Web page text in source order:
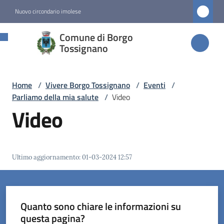
Nuovo circondario imolese
Comune di Borgo
Tossignano
Comune di
Borgo
Servizi
Vivere
Borgo
Tossignano
Home / Vivere Borgo Tossignano / Eventi /
Parliamo della mia salute / Video
Video
Ultimo aggiornamento:01-03-2024 12:57
Quanto sono chiare le informazioni su
questa pagina?